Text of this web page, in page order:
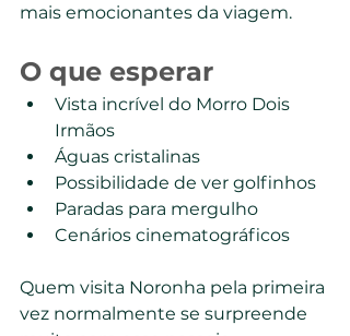
mais emocionantes da viagem.
O que esperar
Vista incrível do Morro Dois
Irmãos
Águas cristalinas
Possibilidade de ver golfinhos
Paradas para mergulho
Cenários cinematográficos
Quem visita Noronha pela primeira
vez normalmente se surpreende